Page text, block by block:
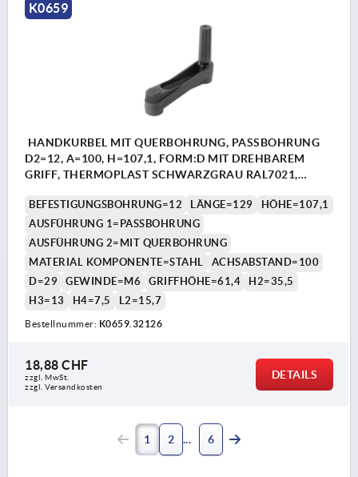
K0659
HANDKURBEL MIT QUERBOHRUNG, PASSBOHRUNG
D2=12, A=100, H=107,1, FORM:D MIT DREHBAREM
GRIFF, THERMOPLAST SCHWARZGRAU RAL7021,
BEFESTIGUNGSBOHRUNG=12 LÄNGE=129
HÖHE=107,1
AUSFÜHRUNG 1=PASSBOHRUNG
AUSFÜHRUNG 2=MIT QUERBOHRUNG
MATERIAL KOMPONENTE=STAHL
ACHSABSTAND=100
D=29
GEWINDE=M6 GRIFFHÖHE=61,4
H2=35,5
H3=13
H4=7,5 L2=15,7
Bestellnummer: K0659.32126
18,88 CHF
zzgl. MwSt.
zzgl. Versandkosten
DETAILS
1 2 6